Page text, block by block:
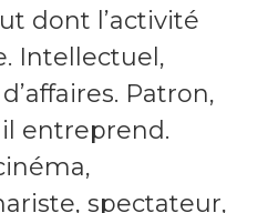
dont l’activité
Intellectuel,
Patron,
entreprend.
spectateur,